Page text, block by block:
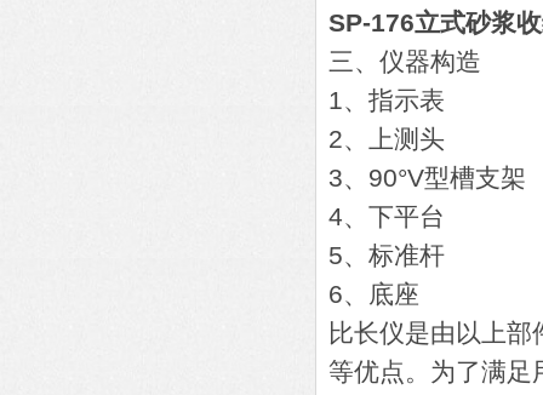
SP-176立式砂浆
三、仪器构造
1、指示表
2、上测头
3、90°V型槽支架
4、下平台
5、标准杆
6、底座
比长仪是由以上
等优点。为了满足